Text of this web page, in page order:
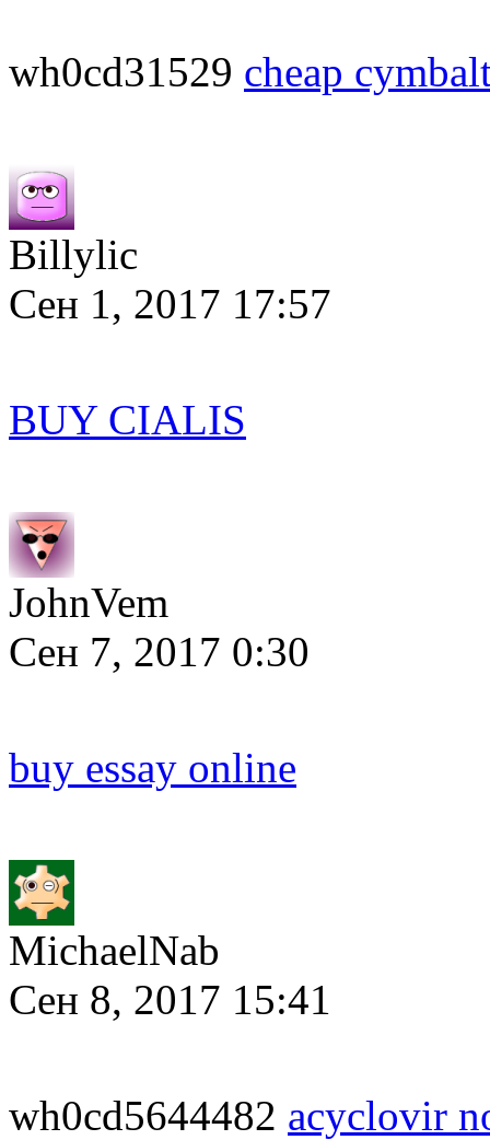
wh0cd31529 cheap
Billylic
Сен 1, 2017 17:57
BUY CIALIS
JohnVem
Сен 7, 2017 0:30
buy essay online
MichaelNab
Сен 8, 2017 15:41
wh0cd5644482 acyclovir